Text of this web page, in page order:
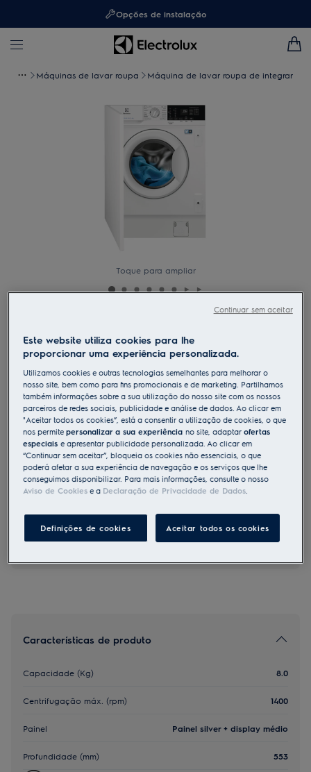
Opções de instalação
Máquinas de lavar roupa Máquina de lavar roupa de integrar
Toque para ampliar
Máquina de lavar roupa de Integrar
Série 700 SteamCare de 8.0 kg
Ficha de informação do produto
Benefícios
Com a máquina de lavar roupa PerfectCare 700
Refresque a sua roupa com vapor, poupando água e protegendo a
roupa
Garantindo a otimização de cada ciclo de lavagem
As instruções e avisos de segurança de acordo com o
regulamento da UE 2023/988 estão listados nos capítulos I e
Características de produto
Capacidade (Kg) 8.0
Centrifugação máx. (rpm) 1400
Painel Painel silver + display médio
Profundidade (mm) 553
Este website utiliza cookies para lhe
proporcionar uma experiência personalizada.
Utilizamos cookies e outras tecnologias semelhantes para melhorar o
nosso site, bem como para fins promocionais e de marketing. Partilhamos
também informações sobre a sua utilização do nosso site com os nossos
parceiros de redes sociais, publicidade e análise de dados. Ao clicar em
"Aceitar todos os cookies”, está a consentir a utilização de cookies, o que
nos permitepersonalizar a sua experiênciano site, adaptarofertas
especiaise apresentar publicidade personalizada. Ao clicar em
“Continuar sem aceitar”, bloqueia os cookies não essenciais, o que
poderá afetar a sua experiência de navegação e os serviços que lhe
conseguimos disponibilizar. Para mais informações, consulte o nosso
Aviso de Cookies e a Declaração de Privacidade de Dados
Definições de cookies Aceitar todos os cookies
Continuar sem aceitar